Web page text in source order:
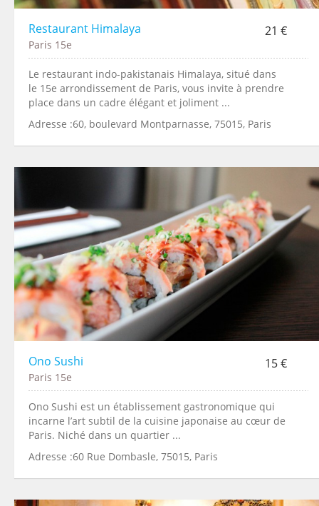
Restaurant Himalaya 21 €
Paris 15e
Le restaurant indo-pakistanais Himalaya, situé dans
le 15e arrondissement de Paris, vous invite à prendre
place dans un cadre élégant et joliment ...
Adresse :60, boulevard Montparnasse, 75015, Paris
Ono Sushi 15 €
Paris 15e
Ono Sushi est un établissement gastronomique qui
incarne l’art subtil de la cuisine japonaise au cœur de
Paris. Niché dans un quartier ...
Adresse :60 Rue Dombasle, 75015, Paris